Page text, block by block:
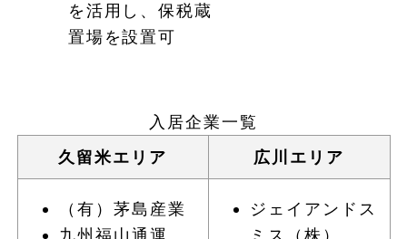
を活用し、保税蔵
置場を設置可
入居企業一覧
久留米エリア
広川エリア
（有）茅島産業
九州福山通運
ジェイアンドス
ミス（株）